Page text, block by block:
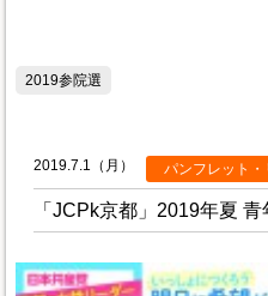
2019参院選
2019.7.1（月） パンフレット・
「JCPk京都」2019年夏